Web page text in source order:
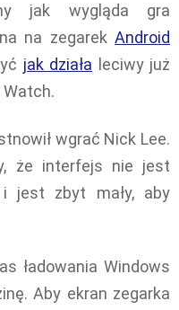
jak wygląda gra
na zegarek Android
jak działa leciwy już
wgrać Nick Lee.
że interfejs nie jest
jest zbyt mały, aby
ładowania Windows
Aby ekran zegarka